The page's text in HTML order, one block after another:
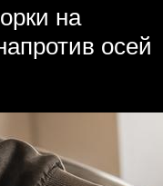
на
осей